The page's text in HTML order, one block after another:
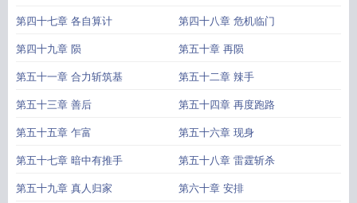
第四十七章 各自算计 第四十八章 危机临门
第四十九章 陨 第五十章 再陨
第五十一章 合力斩筑基 第五十二章 辣手
第五十三章 善后 第五十四章 再度跑路
第五十五章 乍富 第五十六章 现身
第五十七章 暗中有推手 第五十八章 雷霆斩杀
第五十九章 真人归家 第六十章 安排